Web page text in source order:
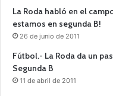
La Roda habló en el
estamos en segunda B!
26 de junio de 2011
Fútbol.- La Roda da un
Segunda B
11 de abril de 2011